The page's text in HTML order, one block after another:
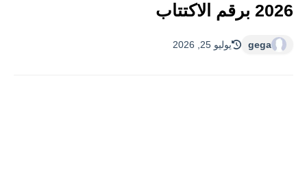
2026 برقم الاكتتاب
gega يوليو 25, 2026